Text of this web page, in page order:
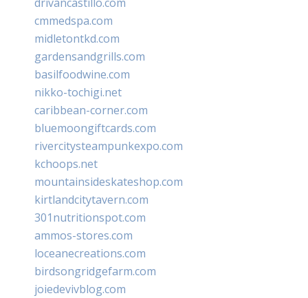
cmmedspa.com
midletontkd.com
gardensandgrills.com
basilfoodwine.com
nikko-tochigi.net
caribbean-corner.com
bluemoongiftcards.com
rivercitysteampunkexpo.com
kchoops.net
mountainsideskateshop.com
kirtlandcitytavern.com
301nutritionspot.com
ammos-stores.com
loceanecreations.com
birdsongridgefarm.com
joiedevivblog.com